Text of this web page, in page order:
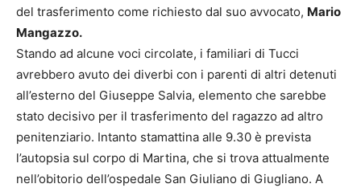
del trasferimento come richiesto dal suo avvocato, Mario
Mangazzo.
Stando ad alcune voci circolate, i familiari di Tucci
avrebbero avuto dei diverbi con i parenti di altri detenuti
all’esterno del Giuseppe Salvia, elemento che sarebbe
stato decisivo per il trasferimento del ragazzo ad altro
penitenziario. Intanto stamattina alle 9.30 è prevista
l’autopsia sul corpo di Martina, che si trova attualmente
nell’obitorio dell’ospedale San Giuliano di Giugliano. A